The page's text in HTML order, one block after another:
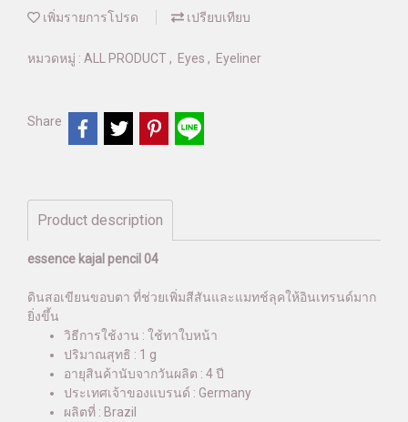
เพิ่มรายการโปรด เปรียบเทียบ
หมวดหมู่ : ALL PRODUCT , Eyes , Eyeliner
Share
Product description
essence kajal pencil 04
ดินสอเขียนขอบตา ที่ช่วยเพิ่มสีสันและแมทช์ลุคให้อินเทรนด์มาก
ยิ่งขึ้น
วิธีการใช้งาน : ใช้ทาใบหน้า
ปริมาณสุทธิ : 1 g
อายุสินค้านับจากวันผลิต : 4 ปี
ประเทศเจ้าของแบรนด์ : Germany
ผลิตที่ : Brazil